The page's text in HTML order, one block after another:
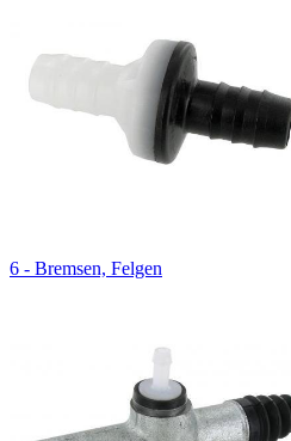
6 - Bremsen, Felgen